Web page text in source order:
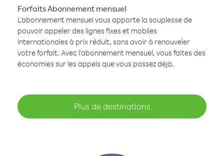
Forfaits Abonnement mensuel
L'abonnement mensuel vous apporte la souplesse de
pouvoir appeler des lignes fixes et mobiles
internationales à prix réduit, sans avoir à renouveler
votre forfait. Avec l'abonnement mensuel, vous faites des
économies sur les appels que vous passez déjà.
Plus de destinations